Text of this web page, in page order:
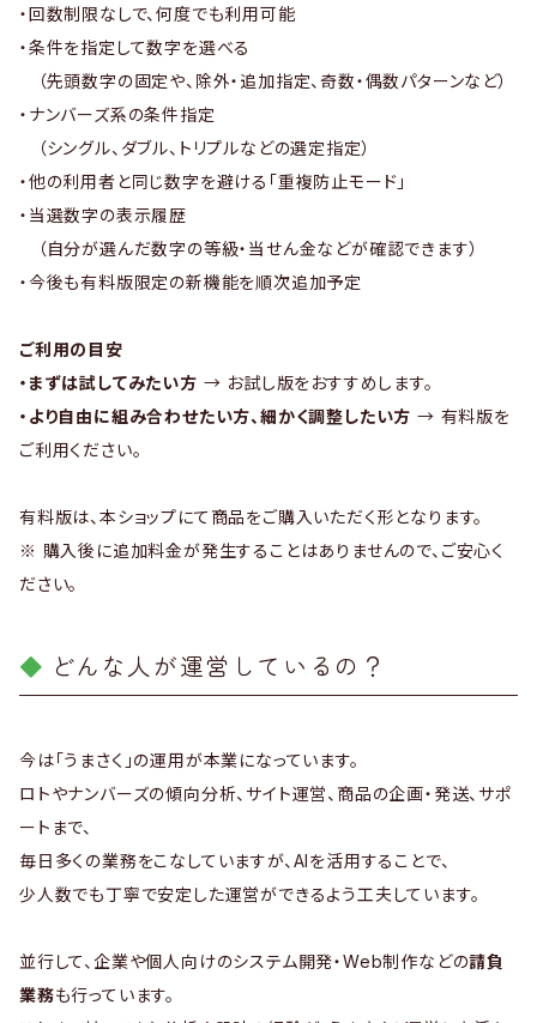
・回数制限なしで、何度でも利用可能
・条件を指定して数字を選べる
（先頭数字の固定や、除外・追加指定、奇数・偶数パターンなど）
・ナンバーズ系の条件指定
（シングル、ダブル、トリプルなどの選定指定）
・他の利用者と同じ数字を避ける「重複防止モード」
・当選数字の表示履歴
（自分が選んだ数字の等級・当せん金などが確認できます）
・今後も有料版限定の新機能を順次追加予定
ご利用の目安
・まずは試してみたい方 → お試し版をおすすめします。
・より自由に組み合わせたい方、細かく調整したい方 → 有料版を
ご利用ください。
有料版は、本ショップにて商品をご購入いただく形となります。
※ 購入後に追加料金が発生することはありませんので、ご安心く
ださい。
どんな人が運営しているの？
今は「うまさく」の運用が本業になっています。
ロトやナンバーズの傾向分析、サイト運営、商品の企画・発送、サポ
ートまで、
毎日多くの業務をこなしていますが、AIを活用することで、
少人数でも丁寧で安定した運営ができるよう工夫しています。
並行して、企業や個人向けのシステム開発・Web制作などの請負
業務も行っています。